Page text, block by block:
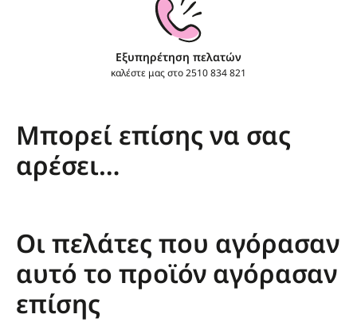
Εξυπηρέτηση πελατών
καλέστε μας στο2510 834 821
Μπορεί επίσης να σας
αρέσει…
Οι πελάτες που αγόρασαν
αυτό το προϊόν αγόρασαν
επίσης